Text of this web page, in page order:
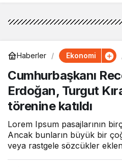
Haberler Ekonomi
Cumhurbaşkanı
Erdoğan, Turgut
törenine katıldı
Lorem Ipsum pasajlarının
Ancak bunların büyük bir
veya rastgele sözcükler